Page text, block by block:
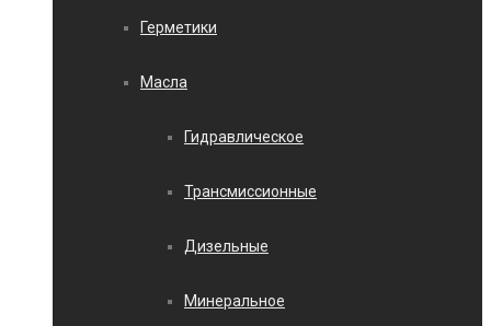
Герметики
Масла
Гидравлическое
Трансмиссионные
Дизельные
Минеральное